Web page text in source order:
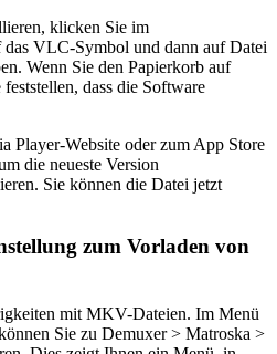
klicken Sie im
VLC-Symbol und dann auf Datei
Wenn Sie den Papierkorb auf
dass die Software
Player-Website oder zum App Store
die neueste Version
Sie können die Datei jetzt
zum Vorladen von
mit MKV-Dateien. Im Menü
Sie zu Demuxer > Matroska >